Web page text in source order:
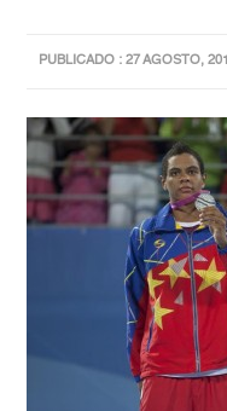
PUBLICADO : 27 AGOSTO,